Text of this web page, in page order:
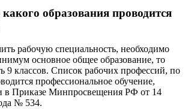
образования проводится
рабочую специальность, необходимо
основное общее образование, то
9 классов. Список рабочих профессий, по
профессиональное обучение,
в Приказе Минпросвещения РФ от 14
№ 534.